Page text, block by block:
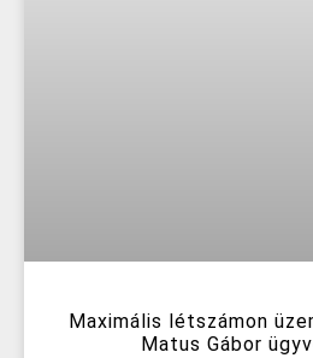
Maximális létszámon
Matus Gábor